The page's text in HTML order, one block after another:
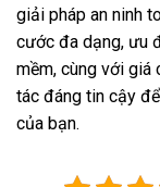
giải pháp an ninh
cước đa dạng, ưu
mềm, cùng với giá
tác đáng tin cậy
của bạn.